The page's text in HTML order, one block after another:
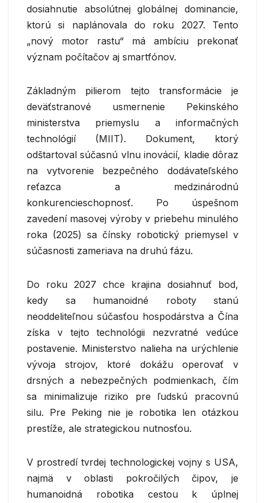
dosiahnutie absolútnej globálnej dominancie,
ktorú si naplánovala do roku 2027. Tento
„nový motor rastu“ má ambíciu prekonať
význam počítačov aj smartfónov.
Základným pilierom tejto transformácie je
deväťstranové usmernenie Pekinského
ministerstva priemyslu a informačných
technológií (MIIT). Dokument, ktorý
odštartoval súčasnú vlnu inovácií, kladie dôraz
na vytvorenie bezpečného dodávateľského
reťazca a medzinárodnú
konkurencieschopnosť. Po úspešnom
zavedení masovej výroby v priebehu minulého
roka (2025) sa čínsky robotický priemysel v
súčasnosti zameriava na druhú fázu.
Do roku 2027 chce krajina dosiahnuť bod,
kedy sa humanoidné roboty stanú
neoddeliteľnou súčasťou hospodárstva a Čína
získa v tejto technológii nezvratné vedúce
postavenie. Ministerstvo nalieha na urýchlenie
vývoja strojov, ktoré dokážu operovať v
drsných a nebezpečných podmienkach, čím
sa minimalizuje riziko pre ľudskú pracovnú
silu. Pre Peking nie je robotika len otázkou
prestíže, ale strategickou nutnosťou.
V prostredí tvrdej technologickej vojny s USA,
najmä v oblasti pokročilých čipov, je
humanoidná robotika cestou k úplnej